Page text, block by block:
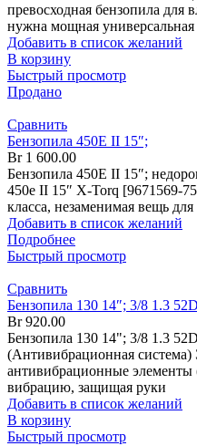
превосходная бензопила для
нужна мощная
Добавить в список желаний
В корзину
Быстрый просмотр
Продано
Сравнить
Бензопила 450Е II 15″;
Br1 600.00
Бензопила 450Е II 15″;
450е II 15″ X-Torq [9671569-
класса, незаменимая вещь
Добавить в список желаний
Подробнее
Быстрый просмотр
Сравнить
Бензопила 130 14″; 3/8 1.3
Br920.00
Бензопила 130 14"; 3/8 1.3
(Антивибрационная
антивибрационные
вибрацию, защищая руки
Добавить в список желаний
В корзину
Быстрый просмотр